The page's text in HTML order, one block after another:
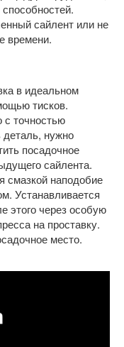
сайлент или не
времени.
в идеальном
тисков.
с точностью
деталь, нужно
посадочное
сайлента.
смазкой наподобие
Устанавливается
этого через особую
на проставку.
место.